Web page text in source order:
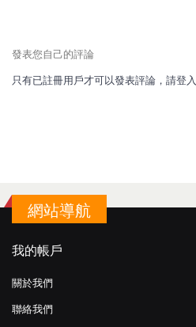
發表您自己的評論
只有已註冊用戶才可以發表評論，請登入
網站導航
我的帳戶
關於我們
聯絡我們